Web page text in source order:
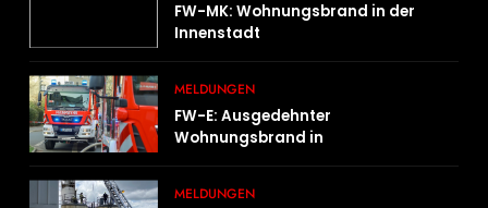
FW-MK: Wohnungsbrand in der
Innenstadt
MELDUNGEN
FW-E: Ausgedehnter
Wohnungsbrand in
MELDUNGEN